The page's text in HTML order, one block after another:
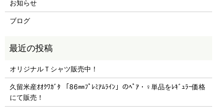
お知らせ
ブログ
オリジナルＴシャツ販売中！
久留米産ｵｵｸﾜｶﾞﾀ 「86㎜ﾌﾟﾚﾐｱﾑﾗｲﾝ」のﾍﾟｱ・♀単品をﾚｷﾞｭﾗｰ価格
にて販売！